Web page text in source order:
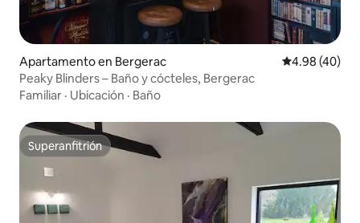
Apartamento en Bergerac Calificación
4.98 (40)
Peaky Blinders – Baño y cócteles, Bergerac
Familiar · Ubicación · Baño
Superanfitrión
Superanfitrión